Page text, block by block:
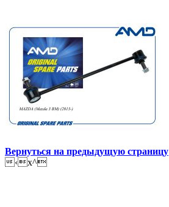
Вернуться на предыдущую страницу
‹x^